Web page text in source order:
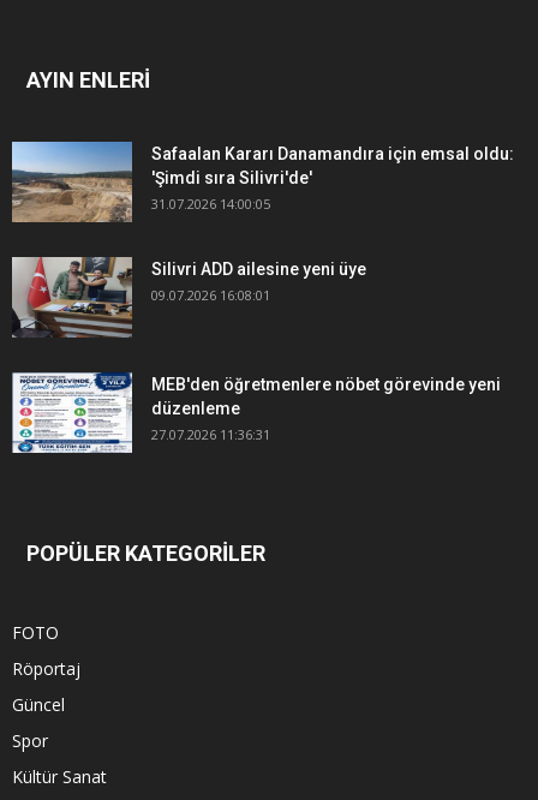
AYIN ENLERİ
Safaalan Kararı Danamandıra için emsal oldu:
'Şimdi sıra Silivri'de'
31.07.2026 14:00:05
Silivri ADD ailesine yeni üye
09.07.2026 16:08:01
MEB'den öğretmenlere nöbet görevinde yeni
düzenleme
27.07.2026 11:36:31
POPÜLER KATEGORİLER
FOTO
Röportaj
Güncel
Spor
Kültür Sanat